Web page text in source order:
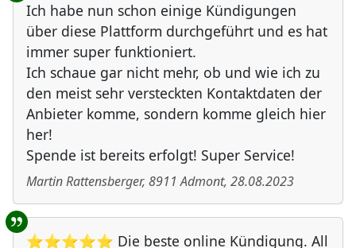
Ich habe nun schon einige Kündigungen
über diese Plattform durchgeführt und es hat
immer super funktioniert.
Ich schaue gar nicht mehr, ob und wie ich zu
den meist sehr versteckten Kontaktdaten der
Anbieter komme, sondern komme gleich hier
her!
Spende ist bereits erfolgt! Super Service!
Martin Rattensberger, 8911 Admont, 28.08.2023
⭐⭐⭐⭐⭐ Die beste online Kündigung. All